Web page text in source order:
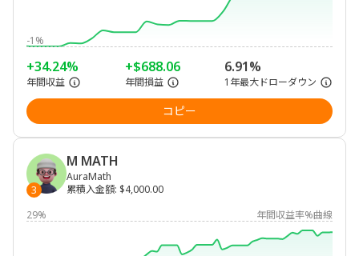
-1%
+34.24%
年間収益
+$688.06
年間損益
6.91%
1年最大ドローダウン
コピー
3
M MATH
AuraMath
累積入金額: $4,000.00
29%
年間収益率%曲線